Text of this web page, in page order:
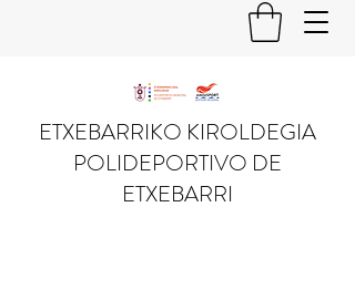
ETXEBARRIKO KIROLDEGIA
POLIDEPORTIVO DE
ETXEBARRI